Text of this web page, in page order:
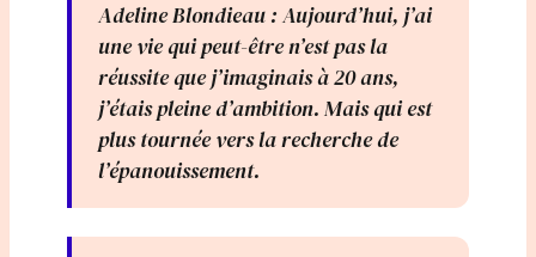
Adeline Blondieau : Aujourd’hui, j’ai
une vie qui peut-être n’est pas la
réussite que j’imaginais à 20 ans,
j’étais pleine d’ambition. Mais qui est
plus tournée vers la recherche de
l’épanouissement.